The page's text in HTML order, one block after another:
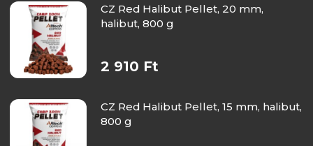
CZ Red Halibut Pellet, 20 mm,
halibut, 800 g
2 910 Ft
CZ Red Halibut Pellet, 15 mm, halibut,
800 g